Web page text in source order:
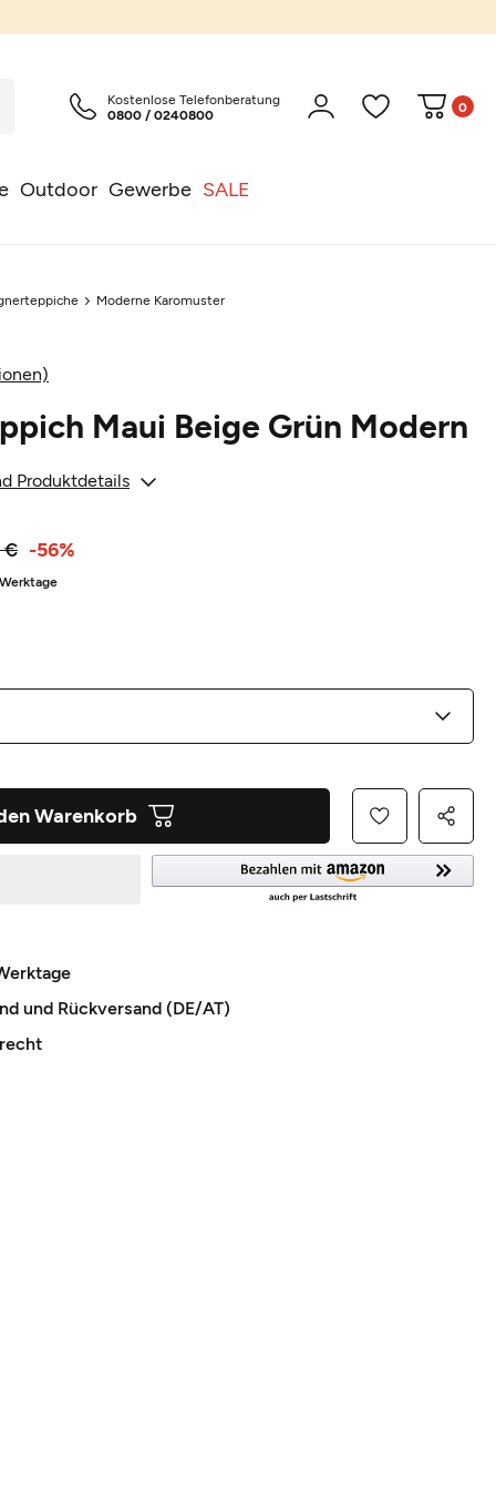
Outdoor Gewerbe SALE
Kostenlose Telefonberatung
0800 / 0240800
0
Moderne Karomuster
Maui Beige Grün Modern
Produktdetails
€ -56%
Warenkorb
und Rückversand (DE/AT)